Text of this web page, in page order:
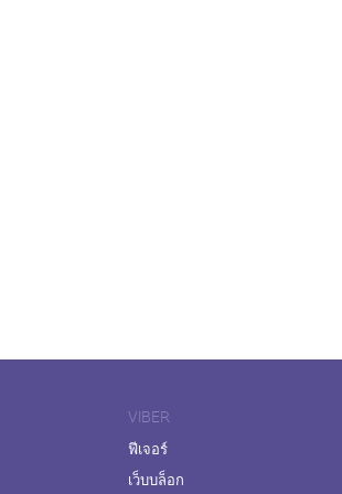
VIBER
ฟีเจอร์
เว็บบล็อก